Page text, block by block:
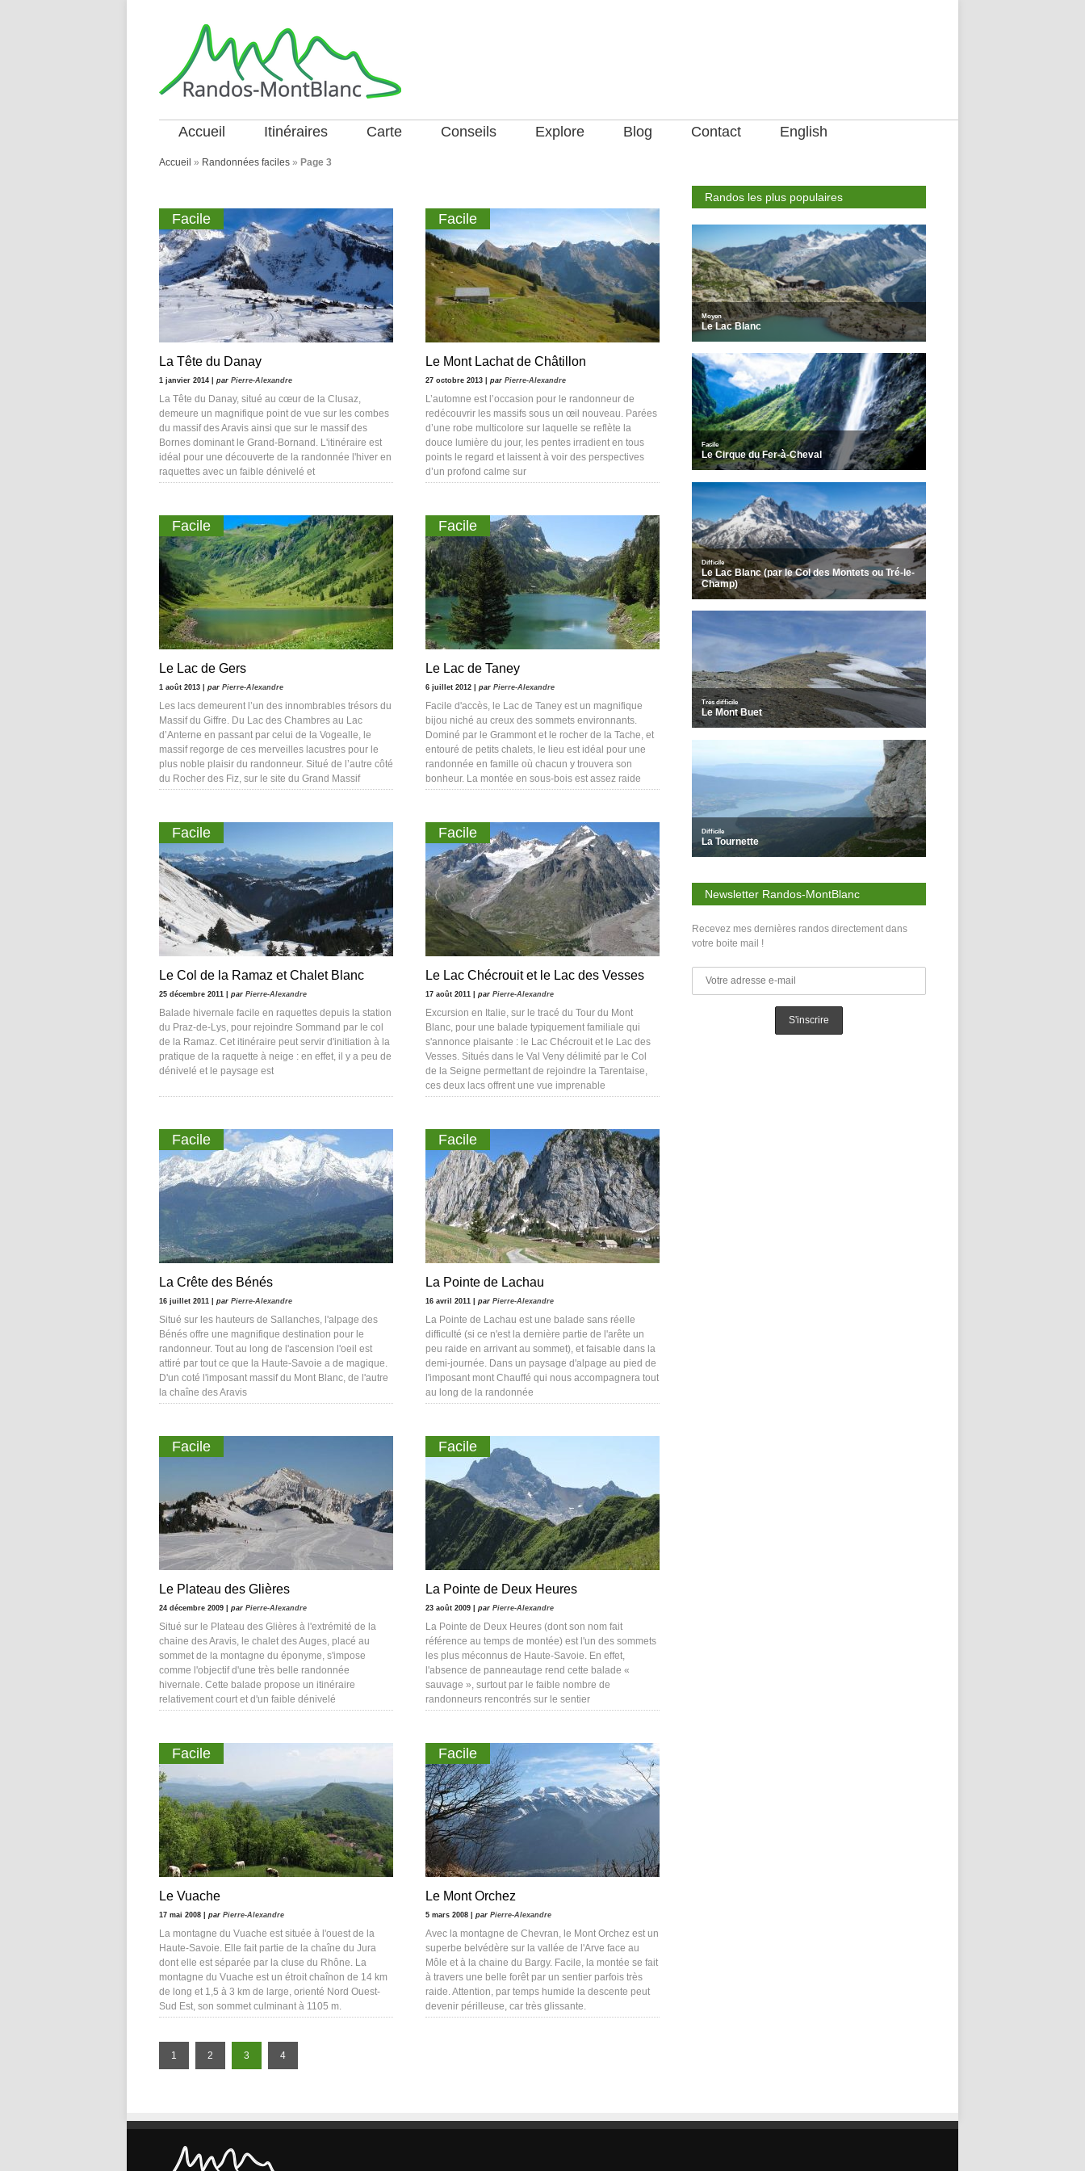
Accueil Itinéraires Carte Conseils Explore Blog Contact English
Accueil » Randonnées faciles » Page 3
Facile
La Tête du Danay
1 janvier 2014 | par Pierre-Alexandre
La Tête du Danay, situé au cœur de la Clusaz,
demeure un magnifique point de vue sur les combes
du massif des Aravis ainsi que sur le massif des
Bornes dominant le Grand-Bornand. L'itinéraire est
idéal pour une découverte de la randonnée l'hiver en
raquettes avec un faible dénivelé et
Facile
Le Mont Lachat de Châtillon
27 octobre 2013 | par Pierre-Alexandre
L’automne est l’occasion pour le randonneur de
redécouvrir les massifs sous un œil nouveau. Parées
d’une robe multicolore sur laquelle se reflète la
douce lumière du jour, les pentes irradient en tous
points le regard et laissent à voir des perspectives
d’un profond calme sur
Facile
Le Lac de Gers
1 août 2013 | par Pierre-Alexandre
Les lacs demeurent l’un des innombrables trésors du
Massif du Giffre. Du Lac des Chambres au Lac
d’Anterne en passant par celui de la Vogealle, le
massif regorge de ces merveilles lacustres pour le
plus noble plaisir du randonneur. Situé de l’autre côté
du Rocher des Fiz, sur le site du Grand Massif
Facile
Le Lac de Taney
6 juillet 2012 | par Pierre-Alexandre
Facile d'accès, le Lac de Taney est un magnifique
bijou niché au creux des sommets environnants.
Dominé par le Grammont et le rocher de la Tache, et
entouré de petits chalets, le lieu est idéal pour une
randonnée en famille où chacun y trouvera son
bonheur. La montée en sous-bois est assez raide
Facile
Le Col de la Ramaz et Chalet Blanc
25 décembre 2011 | par Pierre-Alexandre
Balade hivernale facile en raquettes depuis la station
du Praz-de-Lys, pour rejoindre Sommand par le col
de la Ramaz. Cet itinéraire peut servir d'initiation à la
pratique de la raquette à neige : en effet, il y a peu de
dénivelé et le paysage est
Facile
Le Lac Chécrouit et le Lac des Vesses
17 août 2011 | par Pierre-Alexandre
Excursion en Italie, sur le tracé du Tour du Mont
Blanc, pour une balade typiquement familiale qui
s'annonce plaisante : le Lac Chécrouit et le Lac des
Vesses. Situés dans le Val Veny délimité par le Col
de la Seigne permettant de rejoindre la Tarentaise,
ces deux lacs offrent une vue imprenable
Facile
La Crête des Bénés
16 juillet 2011 | par Pierre-Alexandre
Situé sur les hauteurs de Sallanches, l'alpage des
Bénés offre une magnifique destination pour le
randonneur. Tout au long de l'ascension l'oeil est
attiré par tout ce que la Haute-Savoie a de magique.
D'un coté l'imposant massif du Mont Blanc, de l'autre
la chaîne des Aravis
Facile
La Pointe de Lachau
16 avril 2011 | par Pierre-Alexandre
La Pointe de Lachau est une balade sans réelle
difficulté (si ce n'est la dernière partie de l'arête un
peu raide en arrivant au sommet), et faisable dans la
demi-journée. Dans un paysage d'alpage au pied de
l'imposant mont Chauffé qui nous accompagnera tout
au long de la randonnée
Facile
Le Plateau des Glières
24 décembre 2009 | par Pierre-Alexandre
Situé sur le Plateau des Glières à l'extrémité de la
chaine des Aravis, le chalet des Auges, placé au
sommet de la montagne du éponyme, s'impose
comme l'objectif d'une très belle randonnée
hivernale. Cette balade propose un itinéraire
relativement court et d'un faible dénivelé
Facile
La Pointe de Deux Heures
23 août 2009 | par Pierre-Alexandre
La Pointe de Deux Heures (dont son nom fait
référence au temps de montée) est l'un des sommets
les plus méconnus de Haute-Savoie. En effet,
l'absence de panneautage rend cette balade «
sauvage », surtout par le faible nombre de
randonneurs rencontrés sur le sentier
Facile
Le Vuache
17 mai 2008 | par Pierre-Alexandre
La montagne du Vuache est située à l'ouest de la
Haute-Savoie. Elle fait partie de la chaîne du Jura
dont elle est séparée par la cluse du Rhône. La
montagne du Vuache est un étroit chaînon de 14 km
de long et 1,5 à 3 km de large, orienté Nord Ouest-
Sud Est, son sommet culminant à 1105 m.
Facile
Le Mont Orchez
5 mars 2008 | par Pierre-Alexandre
Avec la montagne de Chevran, le Mont Orchez est un
superbe belvédère sur la vallée de l'Arve face au
Môle et à la chaine du Bargy. Facile, la montée se fait
à travers une belle forêt par un sentier parfois très
raide. Attention, par temps humide la descente peut
devenir périlleuse, car très glissante.
1 2 3 4
Randos les plus populaires
Newsletter Randos-MontBlanc
Recevez mes dernières randos directement dans
votre boite mail !